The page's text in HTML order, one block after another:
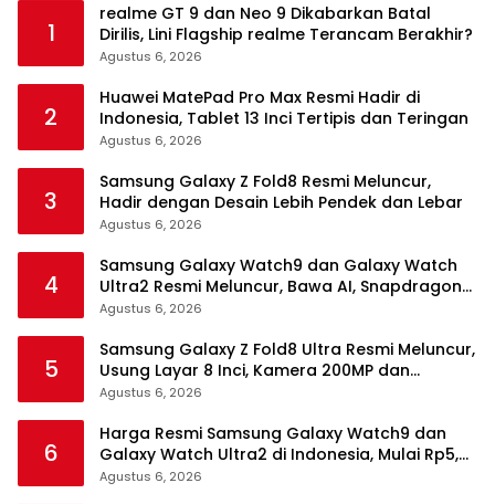
1
realme GT 9 dan Neo 9 Dikabarkan Batal
Dirilis, Lini Flagship realme Terancam Berakhir?
Agustus 6, 2026
2
Huawei MatePad Pro Max Resmi Hadir di
Indonesia, Tablet 13 Inci Tertipis dan Teringan
Agustus 6, 2026
3
Samsung Galaxy Z Fold8 Resmi Meluncur,
Hadir dengan Desain Lebih Pendek dan Lebar
Agustus 6, 2026
4
Samsung Galaxy Watch9 dan Galaxy Watch
Ultra2 Resmi Meluncur, Bawa AI, Snapdragon
Wear Elite, dan Fitur Kesehatan Baru
Agustus 6, 2026
5
Samsung Galaxy Z Fold8 Ultra Resmi Meluncur,
Usung Layar 8 Inci, Kamera 200MP dan
Snapdragon 8 Elite Gen 5
Agustus 6, 2026
6
Harga Resmi Samsung Galaxy Watch9 dan
Galaxy Watch Ultra2 di Indonesia, Mulai Rp5,9
Jutaan
Agustus 6, 2026